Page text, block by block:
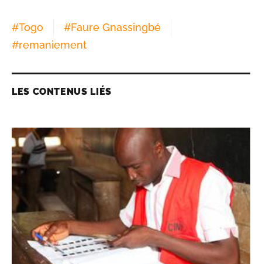
#Togo #Faure Gnassingbé
#remaniement
LES CONTENUS LIÉS